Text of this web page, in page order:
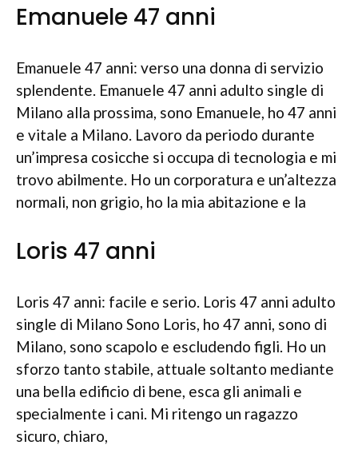
Emanuele 47 anni
Emanuele 47 anni: verso una donna di servizio
splendente. Emanuele 47 anni adulto single di
Milano alla prossima, sono Emanuele, ho 47 anni
e vitale a Milano. Lavoro da periodo durante
un’impresa cosicche si occupa di tecnologia e mi
trovo abilmente. Ho un corporatura e un’altezza
normali, non grigio, ho la mia abitazione e la
Loris 47 anni
Loris 47 anni: facile e serio. Loris 47 anni adulto
single di Milano Sono Loris, ho 47 anni, sono di
Milano, sono scapolo e escludendo figli. Ho un
sforzo tanto stabile, attuale soltanto mediante
una bella edificio di bene, esca gli animali e
specialmente i cani. Mi ritengo un ragazzo
sicuro, chiaro,